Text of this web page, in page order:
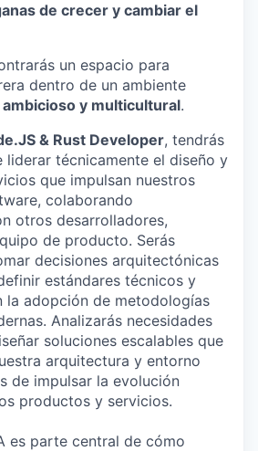
de crecer y cambiar el
un espacio para
dentro de un ambiente
y multicultural.
& Rust Developer, tendrás
liderar técnicamente el diseño y
que impulsan nuestros
colaborando
otros desarrolladores,
de producto. Serás
decisiones arquitectónicas
estándares técnicos y
la adopción de metodologías
Analizarás necesidades
soluciones escalables que
arquitectura y entorno
de impulsar la evolución
productos y servicios.
es parte central de cómo